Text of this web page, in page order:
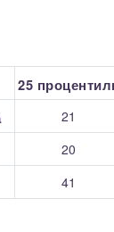
25
21
20
41